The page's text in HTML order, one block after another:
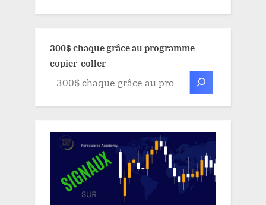
300$ chaque grâce au programme
copier-coller